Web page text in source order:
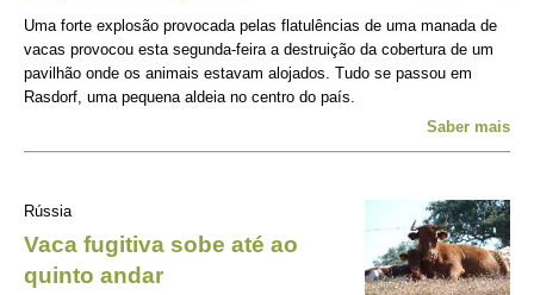
Uma forte explosão provocada pelas flatulências de uma manada de
vacas provocou esta segunda-feira a destruição da cobertura de um
pavilhão onde os animais estavam alojados. Tudo se passou em
Rasdorf, uma pequena aldeia no centro do país.
Saber mais
Rússia
Vaca fugitiva sobe até ao
quinto andar